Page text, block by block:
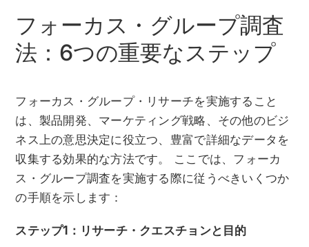
フォーカス・グループ調査
法：6つの重要なステップ
フォーカス・グループ・リサーチを実施すること
は、製品開発、マーケティング戦略、その他のビジ
ネス上の意思決定に役立つ、豊富で詳細なデータを
収集する効果的な方法です。 ここでは、フォーカ
ス・グループ調査を実施する際に従うべきいくつか
の手順を示します：
ステップ1：リサーチ・クエスチョンと目的